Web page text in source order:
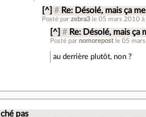
[^] # Re: Désolé, mais ça
Posté parzebra3 le 05 mars 2010
[^] # Re: Désolé, mais ça
Posté par nomorepost le 05
au derrière plutôt, non ?
ché pas